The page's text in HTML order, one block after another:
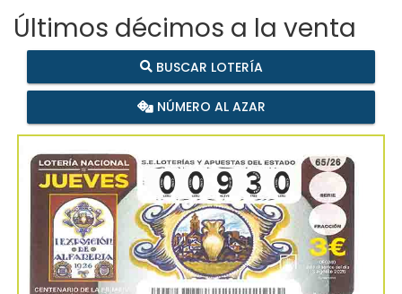
Últimos décimos a la venta
BUSCAR LOTERÍA
NÚMERO AL AZAR